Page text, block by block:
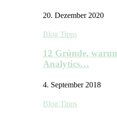
20. Dezember 2020
Blog Tipps
12 Gründe,
Analytics…
4. September 2018
Blog Tipps